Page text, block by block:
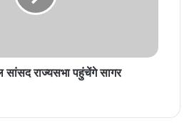
सांसद राज्यसभा पहुंचेंगे सागर